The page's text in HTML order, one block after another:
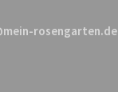
rosengarten.de